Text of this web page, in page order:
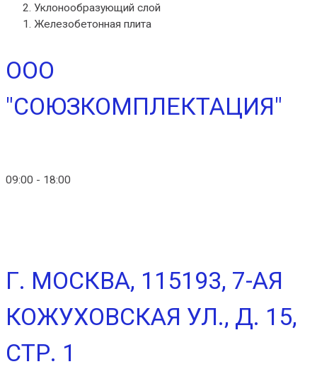
Уклонообразующий слой
Железобетонная плита
ООО
"СОЮЗКОМПЛЕКТАЦИЯ"
09:00 - 18:00
Г. МОСКВА, 115193, 7-АЯ
КОЖУХОВСКАЯ УЛ., Д. 15,
СТР. 1